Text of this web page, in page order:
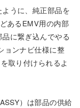
うに、純正部品を
あるEMV用の内部
に繋ぎ込んでやる
ョンナビ仕様に整
取り付けられるよ
）は部品の供給